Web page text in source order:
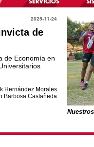
2025-11-24
de
de Economía en
Hernández Morales
Barbosa Castañeda